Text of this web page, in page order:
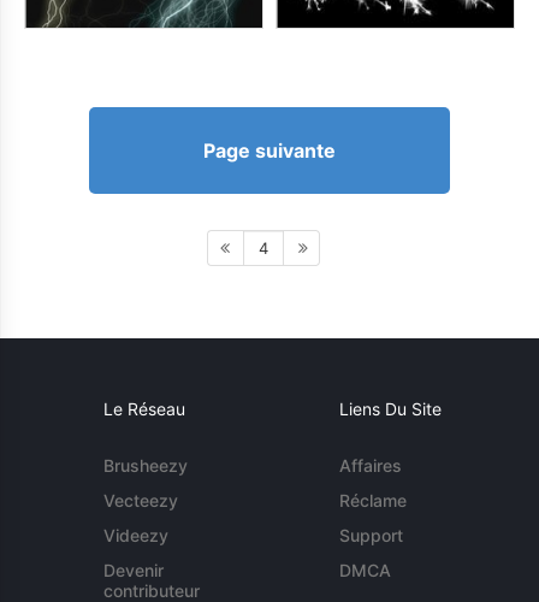
Page suivante
4
Le Réseau
Brusheezy
Vecteezy
Videezy
Devenir
contributeur
Liens Du Site
Affaires
Réclame
Support
DMCA